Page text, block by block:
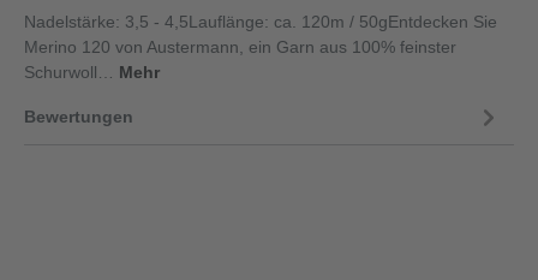
Nadelstärke: 3,5 - 4,5Lauflänge: ca. 120m / 50gEntdecken Sie
Merino 120 von Austermann, ein Garn aus 100% feinster
Schurwoll… Mehr
Bewertungen